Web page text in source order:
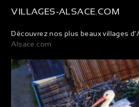
VILLAGES-ALSACE.COM
Découvrez nos plus beaux villages
Alsace.com